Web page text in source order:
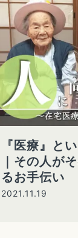
『医療』と
｜その人が
るお手伝い
2021.11.19